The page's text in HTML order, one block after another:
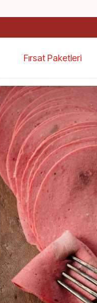
Fırsat Paketleri